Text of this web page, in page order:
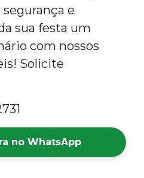
e
sua festa um
com nossos
Solicite
no WhatsApp